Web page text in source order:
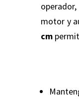
motor y
cm